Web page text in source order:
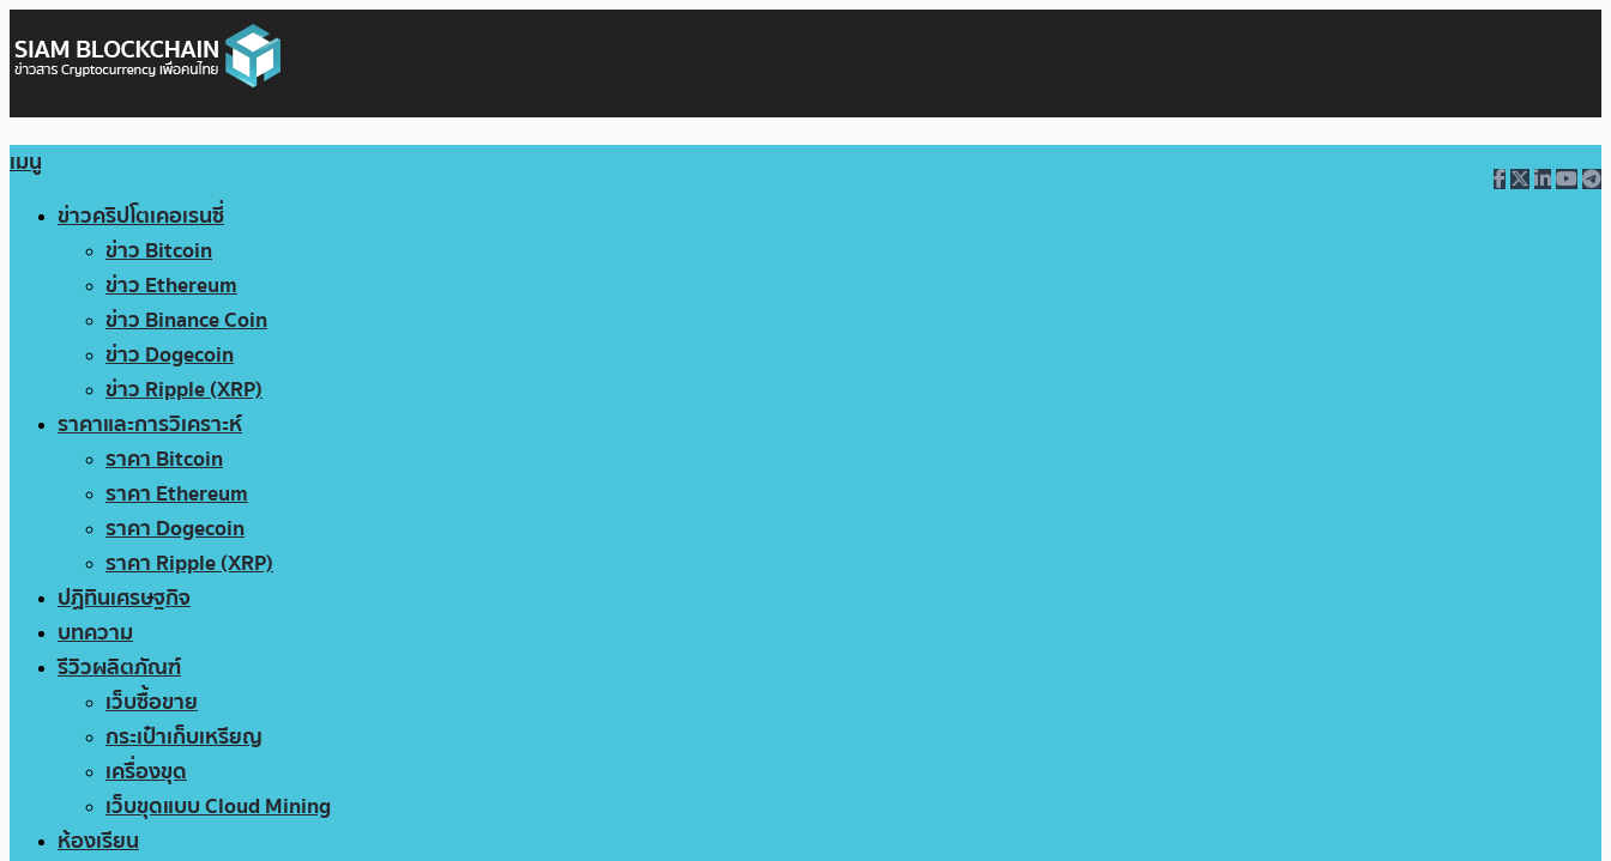
เมนู
ข่าวคริปโตเคอเรนซี่
ข่าว Bitcoin
ข่าว Ethereum
ข่าว Binance Coin
ข่าว Dogecoin
ข่าว Ripple (XRP)
ราคาและการวิเคราะห์
ราคา Bitcoin
ราคา Ethereum
ราคา Dogecoin
ราคา Ripple (XRP)
ปฏิทินเศรษฐกิจ
บทความ
รีวิวผลิตภัณฑ์
เว็บซื้อขาย
กระเป๋าเก็บเหรียญ
เครื่องขุด
เว็บขุดแบบ Cloud Mining
ห้องเรียน